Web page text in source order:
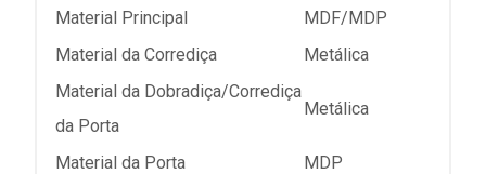
Material Principal
MDF/MDP
Material da Corrediça
Metálica
Material da Dobradiça/Corrediça
da Porta
Metálica
Material da Porta
MDP